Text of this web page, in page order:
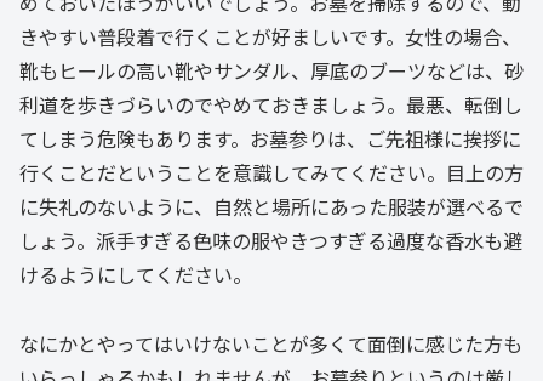
きやすい普段着で行くことが好ましいです。女性の場合、
靴もヒールの高い靴やサンダル、厚底のブーツなどは、砂
利道を歩きづらいのでやめておきましょう。最悪、転倒し
てしまう危険もあります。お墓参りは、ご先祖様に挨拶に
行くことだということを意識してみてください。目上の方
に失礼のないように、自然と場所にあった服装が選べるで
しょう。派手すぎる色味の服やきつすぎる過度な香水も避
けるようにしてください。
なにかとやってはいけないことが多くて面倒に感じた方も